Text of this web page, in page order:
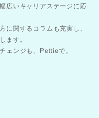
広いキャリアステージに応
に関するコラムも充実し、
ます。
ェンジも、Pettieで。